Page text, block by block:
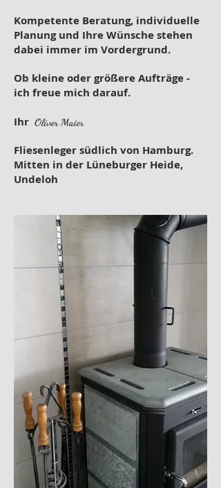
Kompetente Beratung, individuelle
Planung und Ihre Wünsche stehen
dabei immer im Vordergrund.
Ob kleine oder größere Aufträge -
ich freue mich darauf.
Ihr Oliver Maier
Fliesenleger südlich von Hamburg.
Mitten in der Lüneburger Heide,
Undeloh